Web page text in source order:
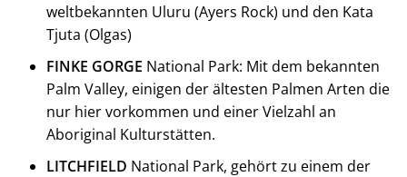
weltbekannten Uluru (Ayers Rock) und den Kata
Tjuta (Olgas)
FINKE GORGE National Park: Mit dem bekannten
Palm Valley, einigen der ältesten Palmen Arten die
nur hier vorkommen und einer Vielzahl an
Aboriginal Kulturstätten.
LITCHFIELD National Park, gehört zu einem der